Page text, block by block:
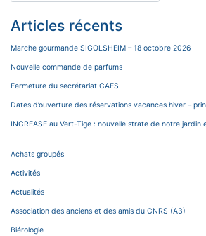
Articles récents
Marche gourmande SIGOLSHEIM – 18 octobre 2026
Nouvelle commande de parfums
Fermeture du secrétariat CAES
Dates d’ouverture des réservations vacances hiver –
INCREASE au Vert-Tige : nouvelle strate de notre jardin
Achats groupés
Activités
Actualités
Association des anciens et des amis du CNRS (A3)
Biérologie